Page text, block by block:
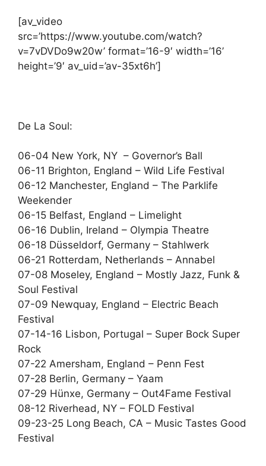
[av_video
src=’https://www.youtube.com/watch?
v=7vDVDo9w20w’ format=’16-9′ width=’16’
height=’9′ av_uid=’av-35xt6h’]
De La Soul:
06-04 New York, NY – Governor’s Ball
06-11 Brighton, England – Wild Life Festival
06-12 Manchester, England – The Parklife
Weekender
06-15 Belfast, England – Limelight
06-16 Dublin, Ireland – Olympia Theatre
06-18 Düsseldorf, Germany – Stahlwerk
06-21 Rotterdam, Netherlands – Annabel
07-08 Moseley, England – Mostly Jazz, Funk &
Soul Festival
07-09 Newquay, England – Electric Beach
Festival
07-14-16 Lisbon, Portugal – Super Bock Super
Rock
07-22 Amersham, England – Penn Fest
07-28 Berlin, Germany – Yaam
07-29 Hünxe, Germany – Out4Fame Festival
08-12 Riverhead, NY – FOLD Festival
09-23-25 Long Beach, CA – Music Tastes Good
Festival